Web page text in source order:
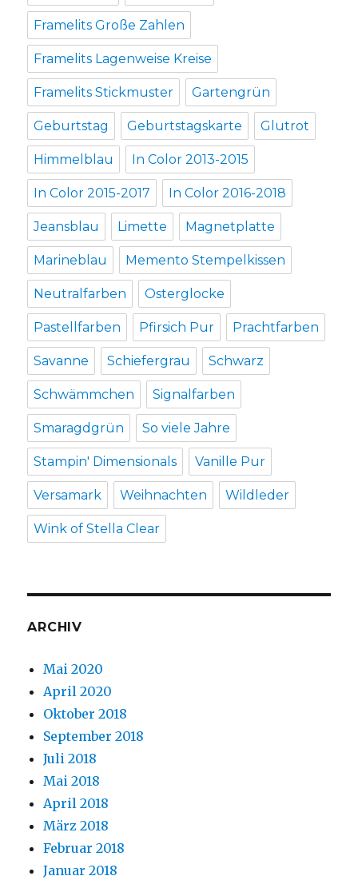
Framelits Große Zahlen
Framelits Lagenweise Kreise
Framelits Stickmuster Gartengrün
Geburtstag Geburtstagskarte Glutrot
Himmelblau In Color 2013-2015
In Color 2015-2017 In Color 2016-2018
Jeansblau Limette Magnetplatte
Marineblau Memento Stempelkissen
Neutralfarben Osterglocke
Pastellfarben Pfirsich Pur Prachtfarben
Savanne Schiefergrau Schwarz
Schwämmchen Signalfarben
Smaragdgrün So viele Jahre
Stampin' Dimensionals Vanille Pur
Versamark Weihnachten Wildleder
Wink of Stella Clear
ARCHIV
Mai 2020
April 2020
Oktober 2018
September 2018
Juli 2018
Mai 2018
April 2018
März 2018
Februar 2018
Januar 2018